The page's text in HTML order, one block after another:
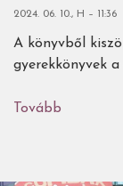
2024. 06. 10., H – 11:36
A könyvből
gyerekkönyvek
Tovább